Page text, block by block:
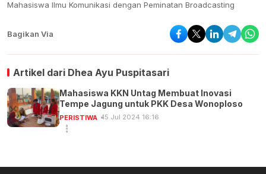
Mahasiswa Ilmu Komunikasi dengan Peminatan Broadcasting
Bagikan Via
Artikel dari Dhea Ayu Puspitasari
Mahasiswa KKN Untag Membuat Inovasi
Tempe Jagung untuk PKK Desa Wonoploso
PERISTIWA 15 Jul 2024 16:16